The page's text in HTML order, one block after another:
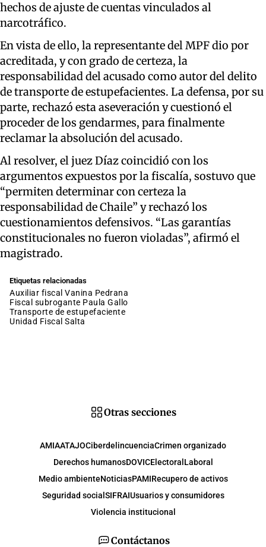
hechos de ajuste de cuentas vinculados al
narcotráfico.
En vista de ello, la representante del MPF dio por
acreditada, y con grado de certeza, la
responsabilidad del acusado como autor del delito
de transporte de estupefacientes. La defensa, por su
parte, rechazó esta aseveración y cuestionó el
proceder de los gendarmes, para finalmente
reclamar la absolución del acusado.
Al resolver, el juez Díaz coincidió con los
argumentos expuestos por la fiscalía, sostuvo que
“permiten determinar con certeza la
responsabilidad de Chaile” y rechazó los
cuestionamientos defensivos. “Las garantías
constitucionales no fueron violadas”, afirmó el
magistrado.
Etiquetas relacionadas
auxiliar fiscal Vanina Pedrana
fiscal subrogante Paula Gallo
Transporte de estupefaciente
Unidad Fiscal Salta
Contáctanos
Otras secciones
AMIAATAJOCiberdelincuenciaCrimen organizado
Derechos humanosDOVICElectoral Laboral
Medio ambienteNoticiasPAMIRecupero de activos
Seguridad social SIFRAIUsuarios y consumidores
Violencia institucional